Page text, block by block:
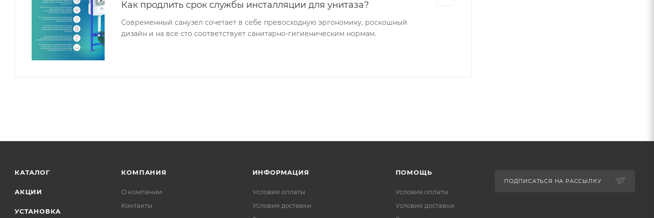
Как продлить срок службы инсталляции для унитаза?
Современный санузел сочетает в себе превосходную эргономику, роскошный
дизайн и на все сто соответствует санитарно-гигиеническим нормам.
КАТАЛОГ
АКЦИИ
УСТАНОВКА
КОМПАНИЯ
О компании
Контакты
ИНФОРМАЦИЯ
Условия оплаты
Условия доставки
ПОМОЩЬ
Условия оплаты
Условия доставки
ПОДПИСАТЬСЯ НА РАССЫЛКУ